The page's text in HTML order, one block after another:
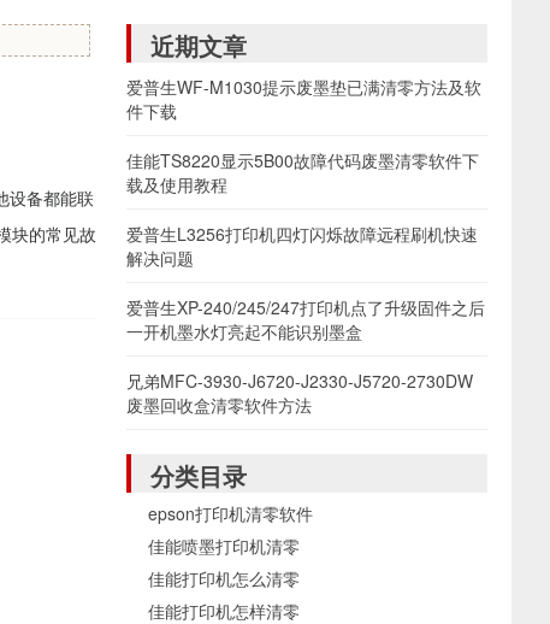
设备都能联
块的常见故
近期文章
爱普生WF-M1030提示废墨垫已满清零方法及软
件下载
佳能TS8220显示5B00故障代码废墨清零软件下
载及使用教程
爱普生L3256打印机四灯闪烁故障远程刷机快速
解决问题
爱普生XP-240/245/247打印机点了升级固件之后
一开机墨水灯亮起不能识别墨盒
兄弟MFC-3930-J6720-J2330-J5720-2730DW
废墨回收盒清零软件方法
分类目录
epson打印机清零软件
佳能喷墨打印机清零
佳能打印机怎么清零
佳能打印机怎样清零